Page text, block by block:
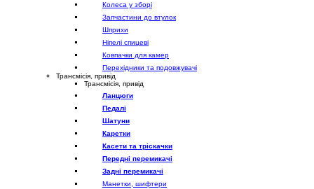
Колеса у зборі
Запчастини до втулок
Шприхи
Ніпелі спицеві
Ковпачки для камер
Перехідники та подовжувачі
Трансмісія, привід
Трансмісія, привід
Ланцюги
Педалі
Шатуни
Каретки
Касети та тріскачки
Передні перемикачі
Задні перемикачі
Манетки, шифтери